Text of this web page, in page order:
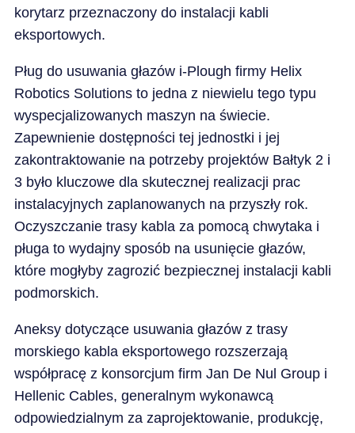
korytarz przeznaczony do instalacji kabli
eksportowych.
Pług do usuwania głazów i-Plough firmy Helix
Robotics Solutions to jedna z niewielu tego typu
wyspecjalizowanych maszyn na świecie.
Zapewnienie dostępności tej jednostki i jej
zakontraktowanie na potrzeby projektów Bałtyk 2 i
3 było kluczowe dla skutecznej realizacji prac
instalacyjnych zaplanowanych na przyszły rok.
Oczyszczanie trasy kabla za pomocą chwytaka i
pługa to wydajny sposób na usunięcie głazów,
które mogłyby zagrozić bezpiecznej instalacji kabli
podmorskich.
Aneksy dotyczące usuwania głazów z trasy
morskiego kabla eksportowego rozszerzają
współpracę z konsorcjum firm Jan De Nul Group i
Hellenic Cables, generalnym wykonawcą
odpowiedzialnym za zaprojektowanie, produkcję,